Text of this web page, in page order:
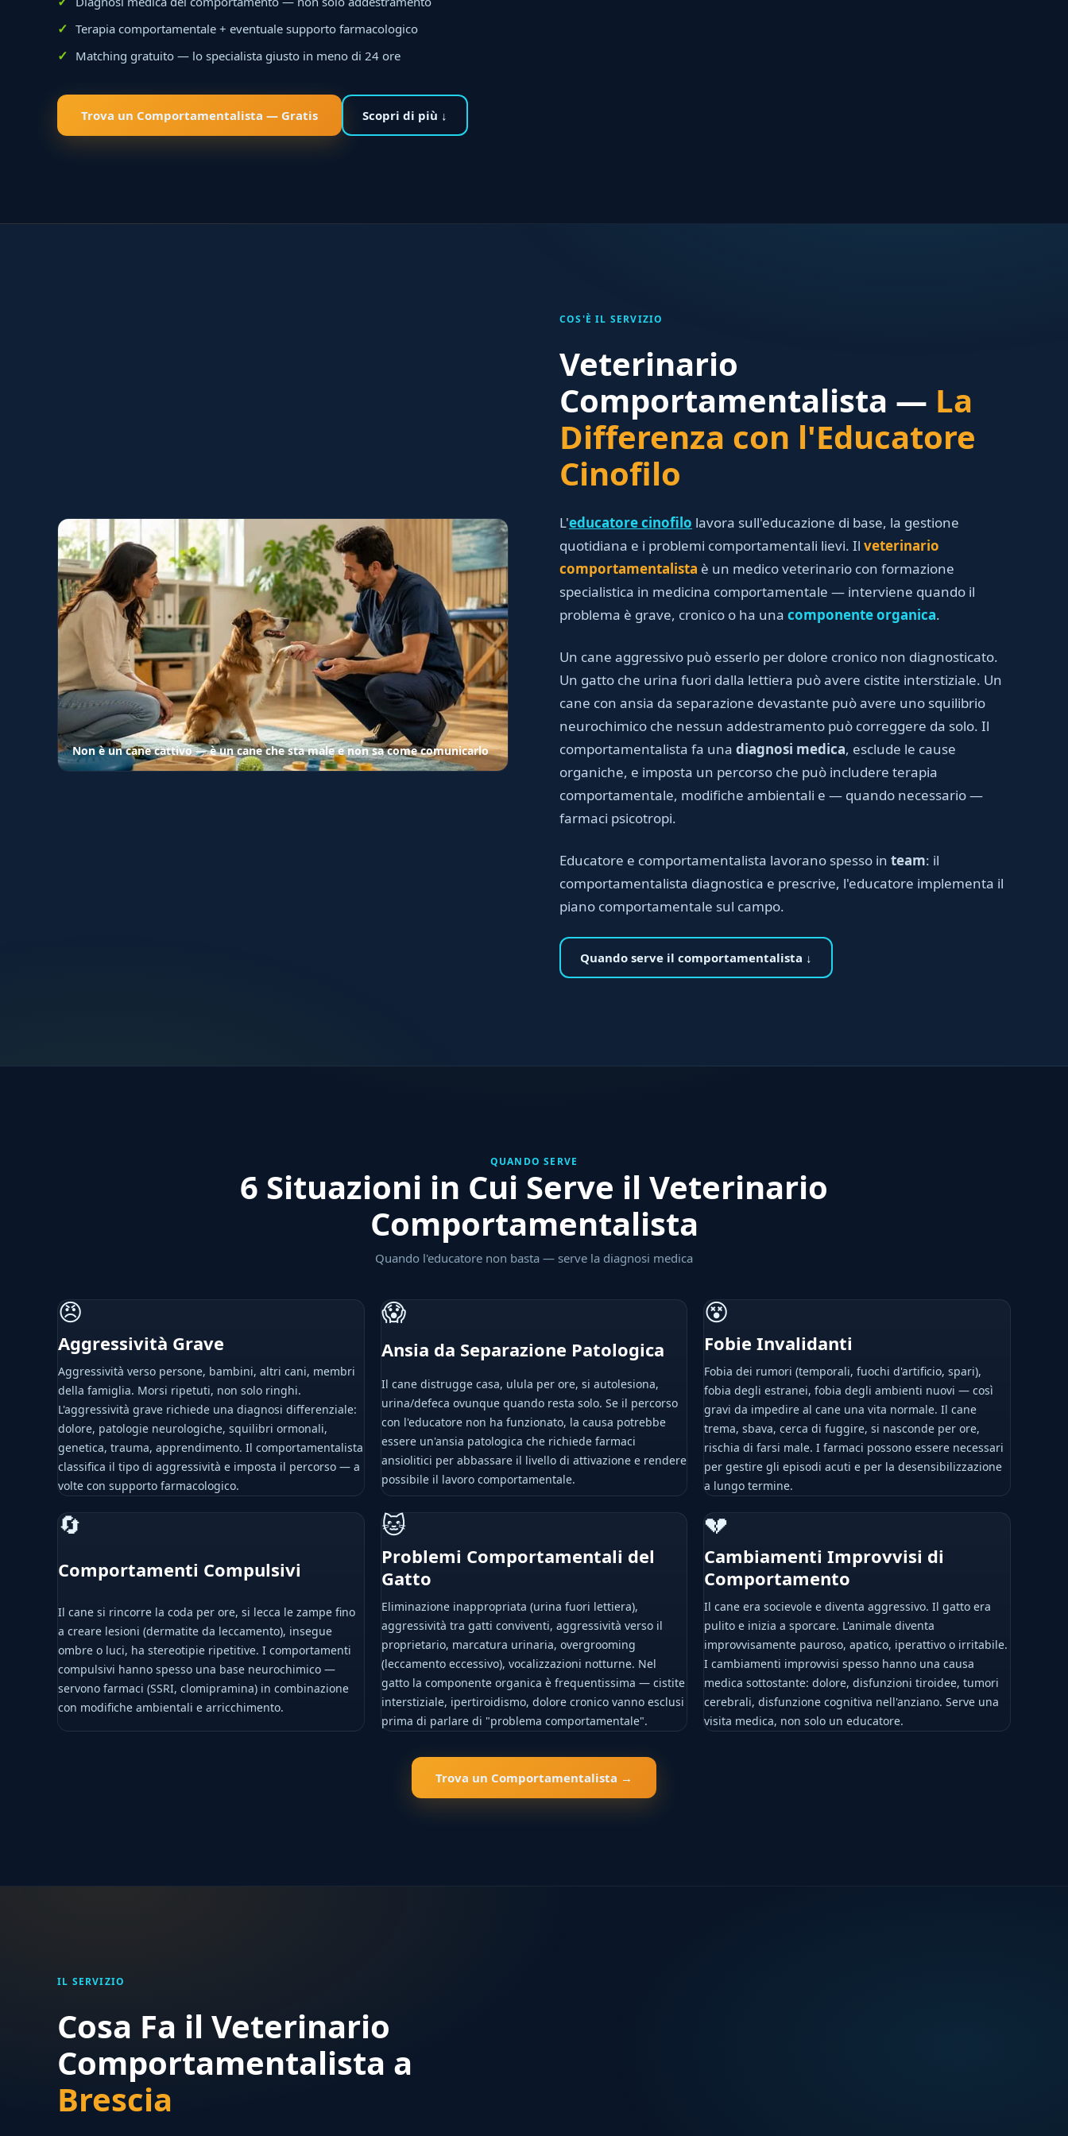
Terapia comportamentale + eventuale supporto farmacologico
Matching gratuito — lo specialista giusto in meno di 24 ore
Trova un Comportamentalista — Gratis Scopri di più ↓
Non è un cane cattivo — è un cane che sta male e non sa come comunicarlo
COS'È IL SERVIZIO
Veterinario
Comportamentalista — La
Differenza con l'Educatore
Cinofilo
L'educatore cinofilo lavora sull'educazione di base, la gestione
quotidiana e i problemi comportamentali lievi. Il veterinario
comportamentalista è un medico veterinario con formazione
specialistica in medicina comportamentale — interviene quando il
problema è grave, cronico o ha una componente organica.
Un cane aggressivo può esserlo per dolore cronico non diagnosticato.
Un gatto che urina fuori dalla lettiera può avere cistite interstiziale. Un
cane con ansia da separazione devastante può avere uno squilibrio
neurochimico che nessun addestramento può correggere da solo. Il
comportamentalista fa una diagnosi medica, esclude le cause
organiche, e imposta un percorso che può includere terapia
comportamentale, modifiche ambientali e — quando necessario —
farmaci psicotropi.
Educatore e comportamentalista lavorano spesso in team: il
comportamentalista diagnostica e prescrive, l'educatore implementa il
piano comportamentale sul campo.
Quando serve il comportamentalista ↓
QUANDO SERVE
6 Situazioni in Cui Serve il Veterinario
Comportamentalista
Quando l'educatore non basta — serve la diagnosi medica
😠
Aggressività Grave
Aggressività verso persone, bambini, altri cani, membri
della famiglia. Morsi ripetuti, non solo ringhi.
L'aggressività grave richiede una diagnosi differenziale:
dolore, patologie neurologiche, squilibri ormonali,
genetica, trauma, apprendimento. Il comportamentalista
classifica il tipo di aggressività e imposta il percorso — a
volte con supporto farmacologico.
😱
Ansia da Separazione Patologica
Il cane distrugge casa, ulula per ore, si autolesiona,
urina/defeca ovunque quando resta solo. Se il percorso
con l'educatore non ha funzionato, la causa potrebbe
essere un'ansia patologica che richiede farmaci
ansiolitici per abbassare il livello di attivazione e rendere
possibile il lavoro comportamentale.
😵
Fobie Invalidanti
Fobia dei rumori (temporali, fuochi d'artificio, spari),
fobia degli estranei, fobia degli ambienti nuovi — così
gravi da impedire al cane una vita normale. Il cane
trema, sbava, cerca di fuggire, si nasconde per ore,
rischia di farsi male. I farmaci possono essere necessari
per gestire gli episodi acuti e per la desensibilizzazione
a lungo termine.
🔄
Comportamenti Compulsivi
Il cane si rincorre la coda per ore, si lecca le zampe fino
a creare lesioni (dermatite da leccamento), insegue
ombre o luci, ha stereotipie ripetitive. I comportamenti
compulsivi hanno spesso una base neurochimico —
servono farmaci (SSRI, clomipramina) in combinazione
con modifiche ambientali e arricchimento.
🐱
Problemi Comportamentali del
Gatto
Eliminazione inappropriata (urina fuori lettiera),
aggressività tra gatti conviventi, aggressività verso il
proprietario, marcatura urinaria, overgrooming
(leccamento eccessivo), vocalizzazioni notturne. Nel
gatto la componente organica è frequentissima — cistite
interstiziale, ipertiroidismo, dolore cronico vanno esclusi
prima di parlare di "problema comportamentale".
💔
Cambiamenti Improvvisi di
Comportamento
Il cane era socievole e diventa aggressivo. Il gatto era
pulito e inizia a sporcare. L'animale diventa
improvvisamente pauroso, apatico, iperattivo o irritabile.
I cambiamenti improvvisi spesso hanno una causa
medica sottostante: dolore, disfunzioni tiroidee, tumori
cerebrali, disfunzione cognitiva nell'anziano. Serve una
visita medica, non solo un educatore.
Trova un Comportamentalista →
IL SERVIZIO
Cosa Fa il Veterinario
Comportamentalista a
Brescia